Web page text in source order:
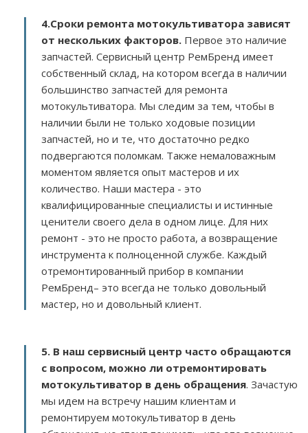
4.Сроки ремонта мотокультиватора зависят
от нескольких факторов. Первое это наличие
запчастей. Сервисный центр РемБренд имеет
собственный склад, на котором всегда в наличии
большинство запчастей для ремонта
мотокультиватора. Мы следим за тем, чтобы в
наличии были не только ходовые позиции
запчастей, но и те, что достаточно редко
подвергаются поломкам. Также немаловажным
моментом является опыт мастеров и их
количество. Наши мастера - это
квалифицированные специалисты и истинные
ценители своего дела в одном лице. Для них
ремонт - это не просто работа, а возвращение
инструмента к полноценной службе. Каждый
отремонтированный прибор в компании
РемБренд– это всегда не только довольный
мастер, но и довольный клиент.
5. В наш сервисный центр часто обращаются
с вопросом, можно ли отремонтировать
мотокультиватор в день обращения. Зачастую
мы идем на встречу нашим клиентам и
ремонтируем мотокультиватор в день